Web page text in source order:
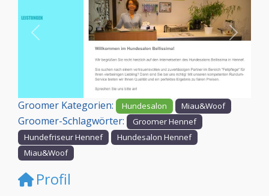
Vorheriges
Groomer Kategorien: Hundesalon Miau&Woof
Groomer-Schlagwörter:
Groomer Hennef
Hundefriseur Hennef
Hundesalon Hennef
Miau&Woof
Profil